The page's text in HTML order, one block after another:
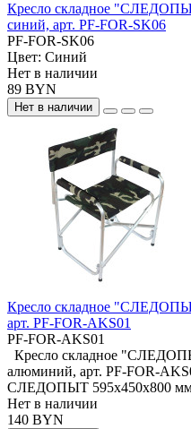
Кресло складное
синий, арт. PF-FOR-SK06
PF-FOR-SK06
Цвет: Синий
Нет в наличии
89 BYN
Нет в наличии
Кресло складное
арт. PF-FOR-AKS01
PF-FOR-AKS01
Кресло складное
алюминий, арт. PF-FOR-
СЛЕДОПЫТ 595х450х800
Нет в наличии
140 BYN